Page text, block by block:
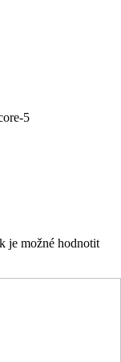
je možné hodnotit